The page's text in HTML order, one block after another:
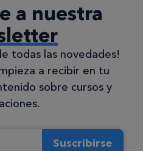
a nuestra
todas las novedades!
a recibir en tu
sobre cursos y
Suscribirse